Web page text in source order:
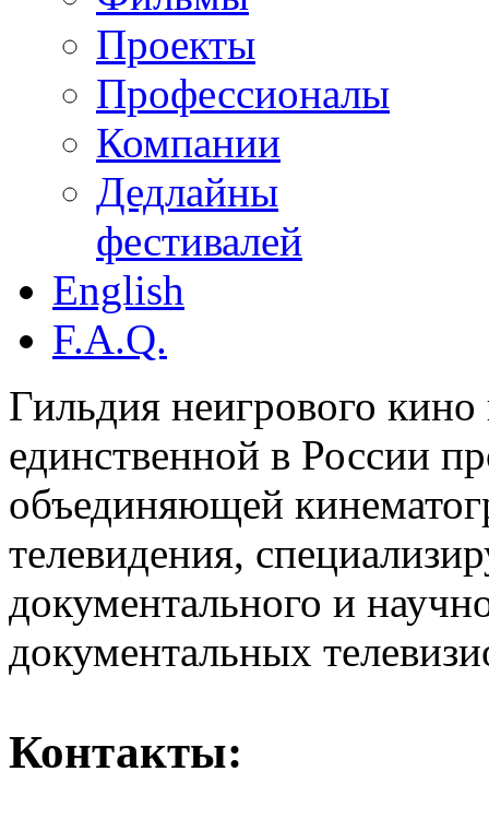
Проекты
Профессионалы
Компании
Дедлайны
фестивалей
English
F.A.Q.
Гильдия неигрового кино
единственной в России
объединяющей
телевидения,
документального и
документальных
Контакты: